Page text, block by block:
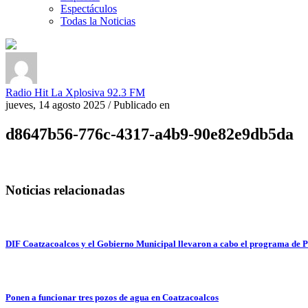
Espectáculos
Todas la Noticias
Radio Hit La Xplosiva 92.3 FM
jueves, 14 agosto 2025 /Publicado en
d8647b56-776c-4317-a4b9-90e82e9db5da
Noticias relacionadas
DIF Coatzacoalcos y el Gobierno Municipal llevaron a cabo el programa de
Ponen a funcionar tres pozos de agua en Coatzacoalcos